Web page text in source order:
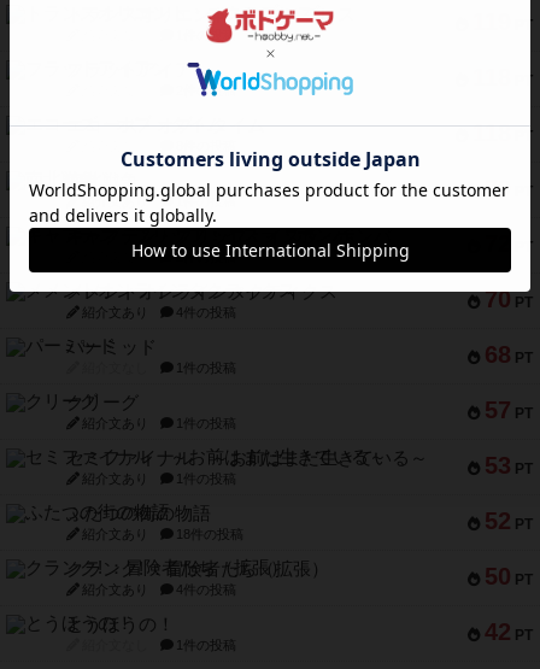
PT
トランスオリエント・エクスプレス
1件の投稿
PT
フラットアイアン
2件の投稿
118 PT
エコーズ・オブ・タイム
79 PT
南北戦争
紹介文あり 1件の投稿
PT
紹介文なし 2件の投稿
70 PT
メメントオンラインタクティクス
紹介文あり 4件の投稿
68 PT
パーミッド
1件の投稿
57 PT
クリーグ
紹介文あり 1件の投稿
53 PT
セミファイナル ～お前はまだ生きている～
紹介文あり 1件の投稿
52 PT
ふたつの街の物語
紹介文あり 18件の投稿
50 PT
クランク! ：冒険者たち（拡張）
紹介文あり 4件の投稿
42 PT
とうほうの！
1件の投稿